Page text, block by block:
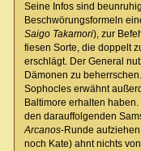
Seine Infos sind
Beschwörungsformeln
Saigo Takamori), zur
fiesen Sorte, die doppelt
erschlägt. Der General
Dämonen zu beherrschen.
Sophocles erwähnt
Baltimore erhalten
den darauffolgenden
Arcanos-Runde
noch Kate) ahnt nichts